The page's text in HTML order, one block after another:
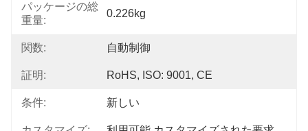
パッケージの総
重量:
0.226kg
関数: 自動制御
証明: RoHS, ISO: 9001, CE
条件: 新しい